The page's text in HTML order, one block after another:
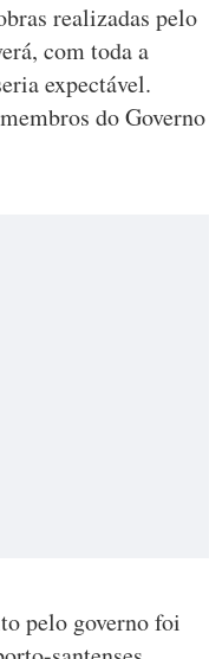
realizadas pelo
com toda a
expectável.
do Governo
pelo governo foi